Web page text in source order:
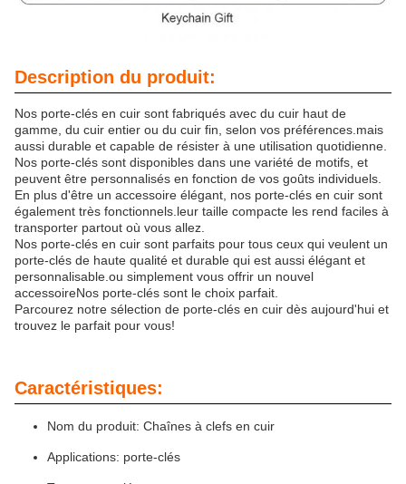
Description du produit:
Nos porte-clés en cuir sont fabriqués avec du cuir haut de
gamme, du cuir entier ou du cuir fin, selon vos préférences.mais
aussi durable et capable de résister à une utilisation quotidienne.
Nos porte-clés sont disponibles dans une variété de motifs, et
peuvent être personnalisés en fonction de vos goûts individuels.
En plus d'être un accessoire élégant, nos porte-clés en cuir sont
également très fonctionnels.leur taille compacte les rend faciles à
transporter partout où vous allez.
Nos porte-clés en cuir sont parfaits pour tous ceux qui veulent un
porte-clés de haute qualité et durable qui est aussi élégant et
personnalisable.ou simplement vous offrir un nouvel
accessoireNos porte-clés sont le choix parfait.
Parcourez notre sélection de porte-clés en cuir dès aujourd'hui et
trouvez le parfait pour vous!
Caractéristiques:
Nom du produit: Chaînes à clefs en cuir
Applications: porte-clés